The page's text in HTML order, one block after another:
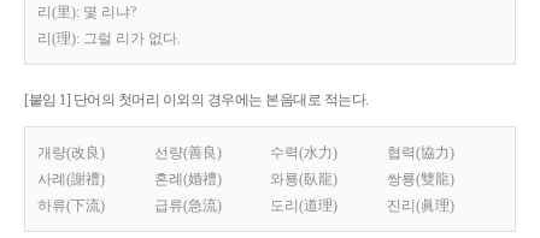
리(里): 몇 리냐?
리(理): 그럴 리가 없다.
[붙임 1] 단어의 첫머리 이외의 경우에는 본음대로 적는다.
개량(改良) 선량(善良) 수력(水力)
협력(協力)
사례(謝禮)
혼례(婚禮) 와룡(臥龍)
쌍룡(雙龍)
하류(下流)
급류(急流) 도리(道理) 진리(眞理)